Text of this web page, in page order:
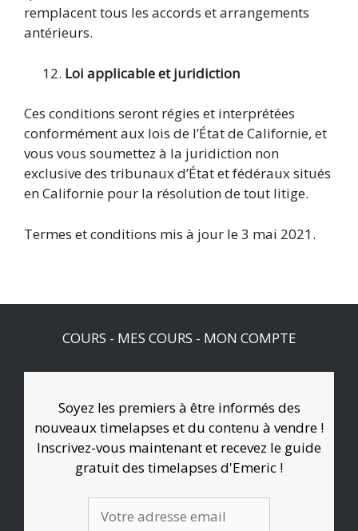
remplacent tous les accords et arrangements
antérieurs.
Loi applicable et juridiction
Ces conditions seront régies et interprétées
conformément aux lois de l’État de Californie, et
vous vous soumettez à la juridiction non
exclusive des tribunaux d’État et fédéraux situés
en Californie pour la résolution de tout litige.
Termes et conditions mis à jour le 3 mai 2021.
COURS - MES COURS - MON COMPTE
Soyez les premiers à être informés des
nouveaux timelapses et du contenu à vendre !
Inscrivez-vous maintenant et recevez le guide
gratuit des timelapses d'Emeric !